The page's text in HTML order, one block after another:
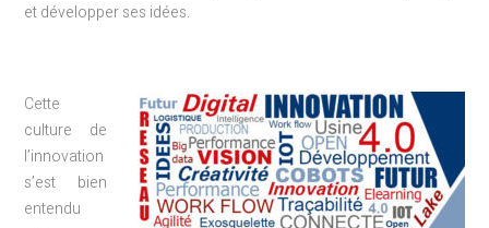
et développer ses idées.
Cette
culture de
l’innovation
s’est bien
entendu